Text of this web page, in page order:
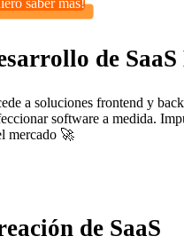
saber mas!
de
a soluciones frontend y
software a medida.
mercado 🚀
de SaaS